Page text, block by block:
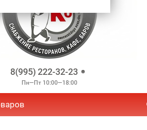
8(995) 222-32-23
Пн—Пт 10:00—18:00